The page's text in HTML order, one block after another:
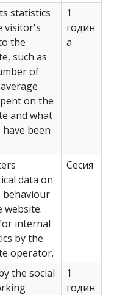
statistics
visitor's
the
such as
of
on the
and what
have been
1
годин
а
data on
behaviour
website.
internal
by the
operator.
Сесия
the social
1
годин